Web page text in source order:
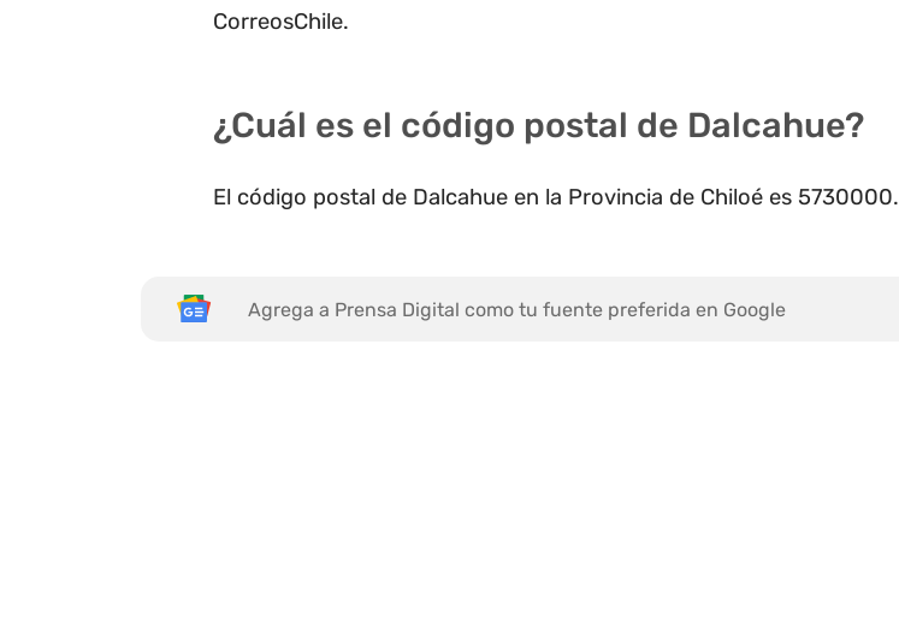
CorreosChile.
¿Cuál es el código postal de Dalcahue?
El código postal de Dalcahue en la Provincia de Chiloé es 5730000.
Agrega a Prensa Digital como tu fuente preferida en Google